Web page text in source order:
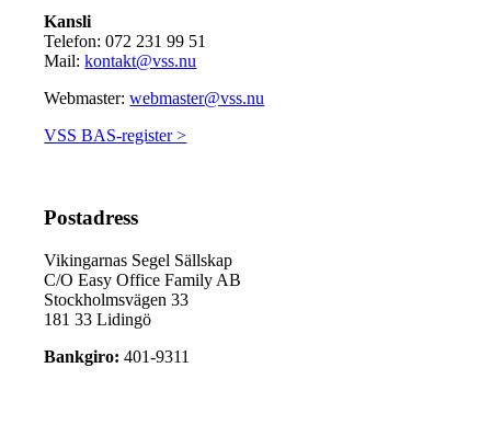
Kansli
Telefon: 072 231 99 51
Mail:kontakt@vss.nu
Webmaster:webmaster@vss.nu
VSS BAS-register >
Postadress
Vikingarnas Segel Sällskap
C/O Easy Office Family AB
Stockholmsvägen 33
181 33 Lidingö
Bankgiro:401-9311